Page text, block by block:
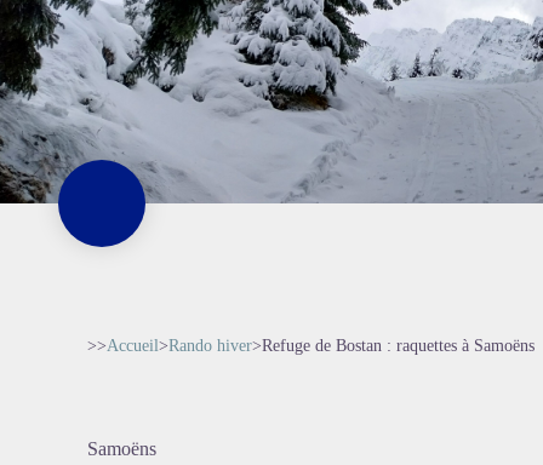
>>Accueil>Rando hiver>Refuge de Bostan : raquettes à Samoëns
Samoëns